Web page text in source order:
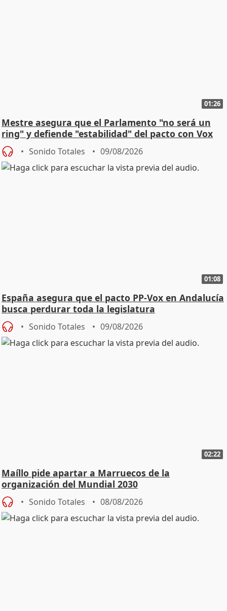
01:26
Mestre asegura que el Parlamento "no será un
ring" y defiende "estabilidad" del pacto con Vox
Sonido Totales 09/08/2026
01:08
España asegura que el pacto PP-Vox en Andalucía
busca perdurar toda la legislatura
Sonido Totales 09/08/2026
02:22
Maíllo pide apartar a Marruecos de la
organización del Mundial 2030
Sonido Totales 08/08/2026